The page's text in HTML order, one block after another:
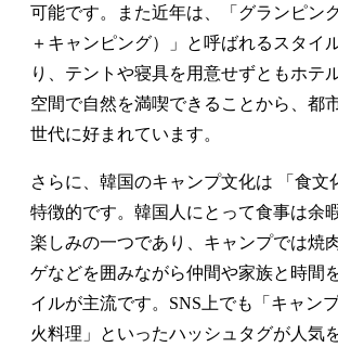
可能です。また近年は、「グランピン
＋キャンピング）」と呼ばれるスタイ
り、テントや寝具を用意せずともホテ
空間で自然を満喫できることから、都
世代に好まれています。
さらに、韓国のキャンプ文化は 「食文
特徴的です。韓国人にとって食事は余
楽しみの一つであり、キャンプでは焼
ゲなどを囲みながら仲間や家族と時間
イルが主流です。SNS上でも「キャン
火料理」といったハッシュタグが人気